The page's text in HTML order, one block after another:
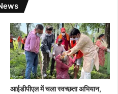
आईडीपीएल में चला स्वच्छता अभियान,